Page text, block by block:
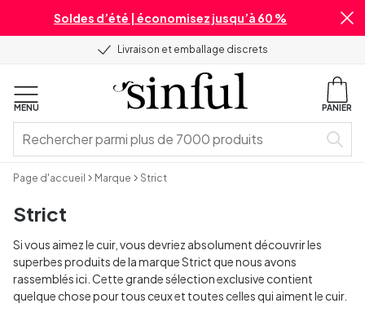
Soldes d’été | économisez jusqu’à 60 %
Livraison et emballage discrets
MENU PANIER
Page d'accueil Marque Strict
Strict
Si vous aimez le cuir, vous devriez absolument découvrir les
superbes produits de la marque Strict que nous avons
rassemblés ici. Cette grande sélection exclusive contient
quelque chose pour tous ceux et toutes celles qui aiment le cuir.